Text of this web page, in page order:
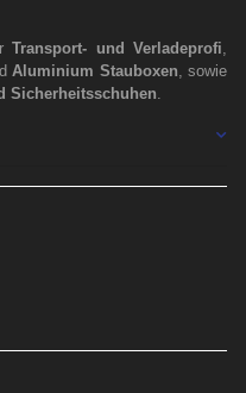
Transport- und Verladeprofi,
Aluminium Stauboxen, sowie
Sicherheitsschuhen.